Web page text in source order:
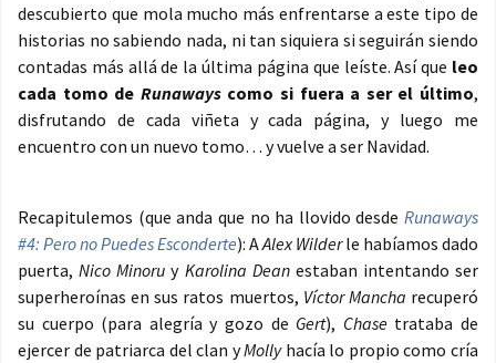
descubierto que mola mucho más enfrentarse a este tipo de
historias no sabiendo nada, ni tan siquiera si seguirán siendo
contadas más allá de la última página que leíste. Así que leo
cada tomo de Runawayscomo si fuera a ser el último,
disfrutando de cada viñeta y cada página, y luego me
encuentro con un nuevo tomo… y vuelve a ser Navidad.
Recapitulemos (que anda que no ha llovido desde Runaways
#4: Pero no Puedes Esconderte): AAlex Wilderle habíamos dado
puerta,Nico Minoru y Karolina Deanestaban intentando ser
superheroínas en sus ratos muertos, Víctor Mancha recuperó
su cuerpo (para alegría y gozo de Gert), Chasetrataba de
ejercer de patriarca del clan yMollyhacía lo propio como cría